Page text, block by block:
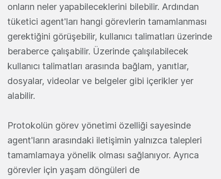
onların neler yapabileceklerini bilebilir. Ardından
tüketici agent'ları hangi görevlerin tamamlanması
gerektiğini görüşebilir, kullanıcı talimatları üzerinde
beraberce çalışabilir. Üzerinde çalışılabilecek
kullanıcı talimatları arasında bağlam, yanıtlar,
dosyalar, videolar ve belgeler gibi içerikler yer
alabilir.
Protokolün görev yönetimi özelliği sayesinde
agent'ların arasındaki iletişimin yalnızca talepleri
tamamlamaya yönelik olması sağlanıyor. Ayrıca
görevler için yaşam döngüleri de